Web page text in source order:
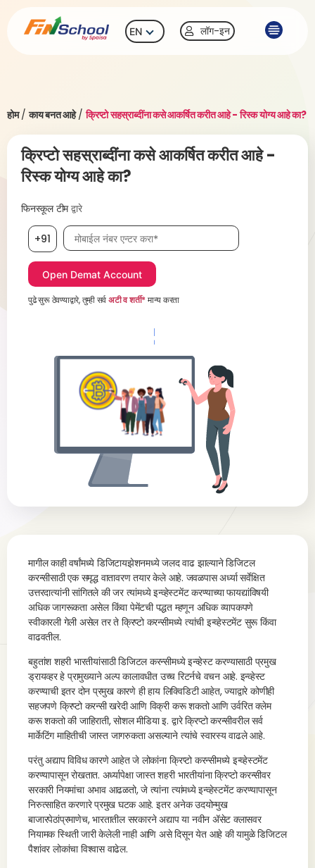
EN लॉग-इन
होम/काय बनत आहे/क्रिप्टो सहस्राब्दींना कसे आकर्षित करीत आहे - रिस्क योग्य आहे का?
क्रिप्टो सहस्राब्दींना कसे आकर्षित करीत आहे -
रिस्क योग्य आहे का?
फिनस्कूल टीमद्वारे
+91 मोबाईल नंबर, आवश्यक
पुढे सुरू ठेवण्याद्वारे, तुम्ही सर्वअटी व शर्ती*मान्य करता
मागील काही वर्षांमध्ये डिजिटायझेशनमध्ये जलद वाढ झाल्याने डिजिटल
करन्सीसाठी एक समृद्ध वातावरण तयार केले आहे. जवळपास अर्ध्या सर्वेक्षित
उत्तरदात्यांनी सांगितले की जर त्यांमध्ये इन्व्हेस्टमेंट करण्याच्या फायद्यांविषयी
अधिक जागरूकता असेल किंवा पेमेंटची पद्धत म्हणून अधिक व्यापकपणे
स्वीकारली गेली असेल तर ते क्रिप्टो करन्सीमध्ये त्यांची इन्व्हेस्टमेंट सुरू किंवा
वाढवतील.
बहुतांश शहरी भारतीयांसाठी डिजिटल करन्सीमध्ये इन्व्हेस्ट करण्यासाठी प्रमुख
ड्रायव्हर हे प्रामुख्याने अल्प कालावधीत उच्च रिटर्नचे वचन आहे. इन्व्हेस्ट
करण्याची इतर दोन प्रमुख कारणे ही हाय लिक्विडिटी आहेत, ज्याद्वारे कोणीही
सहजपणे क्रिप्टो करन्सी खरेदी आणि विक्री करू शकतो आणि उर्वरित क्लेम
करू शकतो की जाहिराती, सोशल मीडिया इ. द्वारे क्रिप्टो करन्सीवरील सर्व
मार्केटिंग माहितीची जास्त जागरुकता असल्याने त्यांचे स्वारस्य वाढले आहे.
परंतु अद्याप विविध कारणे आहेत जे लोकांना क्रिप्टो करन्सीमध्ये इन्व्हेस्टमेंट
करण्यापासून रोखतात. अर्ध्यापेक्षा जास्त शहरी भारतीयांना क्रिप्टो करन्सीवर
सरकारी नियमांचा अभाव आढळतो, जे त्यांना त्यांमध्ये इन्व्हेस्टमेंट करण्यापासून
निरुत्साहित करणारे प्रमुख घटक आहे. इतर अनेक उदयोन्मुख
बाजारपेठांप्रमाणेच, भारतातील सरकारने अद्याप या नवीन ॲसेट क्लासवर
नियामक स्थिती जारी केलेली नाही आणि असे दिसून येत आहे की यामुळे डिजिटल
पैशांवर लोकांचा विश्वास वाढेल.